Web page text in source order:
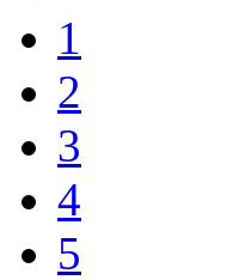
1
2
3
4
5